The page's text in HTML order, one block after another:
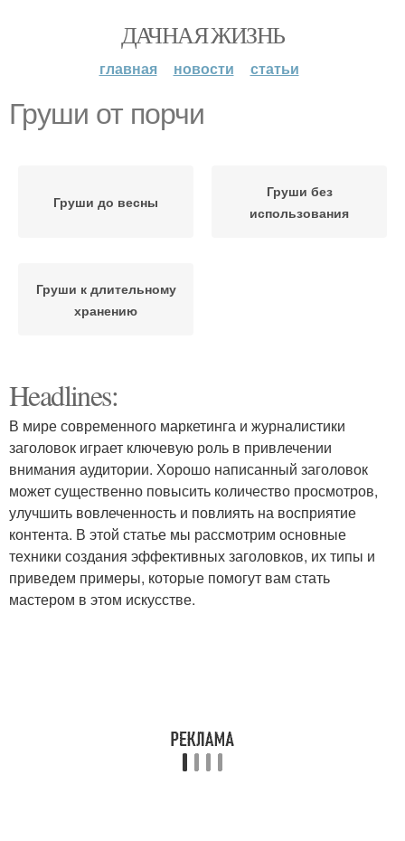
ДАЧНАЯ ЖИЗНЬ
главная новости статьи
Груши от порчи
Груши до весны
Груши без
использования
Груши к длительному
хранению
Headlines:
В мире современного маркетинга и журналистики
заголовок играет ключевую роль в привлечении
внимания аудитории. Хорошо написанный заголовок
может существенно повысить количество просмотров,
улучшить вовлеченность и повлиять на восприятие
контента. В этой статье мы рассмотрим основные
техники создания эффективных заголовков, их типы и
приведем примеры, которые помогут вам стать
мастером в этом искусстве.